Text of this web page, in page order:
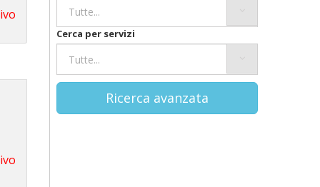
Cerca per servizi
Ricerca avanzata